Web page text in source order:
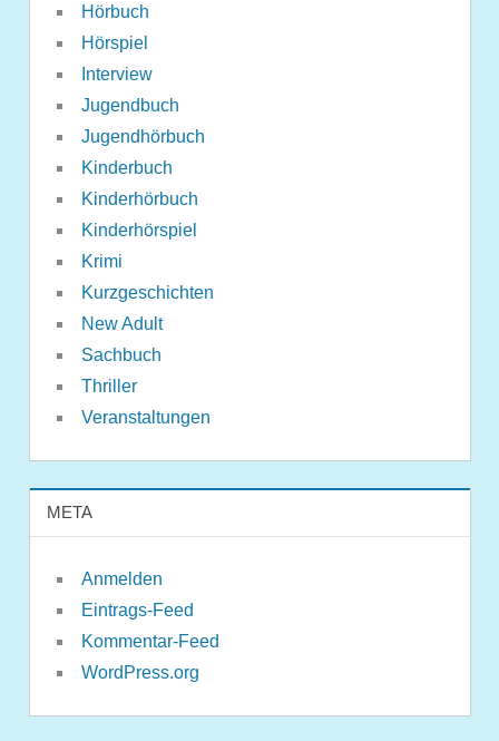
Hörbuch
Hörspiel
Interview
Jugendbuch
Jugendhörbuch
Kinderbuch
Kinderhörbuch
Kinderhörspiel
Krimi
Kurzgeschichten
New Adult
Sachbuch
Thriller
Veranstaltungen
META
Anmelden
Eintrags-Feed
Kommentar-Feed
WordPress.org